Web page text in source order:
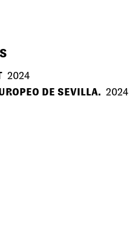
2024
DE SEVILLA. 2024